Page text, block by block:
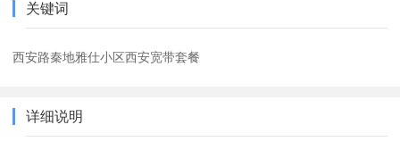
关键词
西安路秦地雅仕小区西安宽带套餐
详细说明